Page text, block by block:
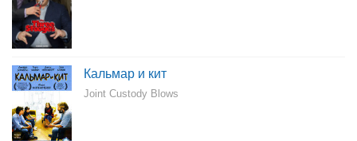
Кальмар и кит
Joint Custody Blows